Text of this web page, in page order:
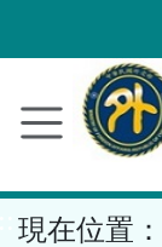
內
容
現在位置：